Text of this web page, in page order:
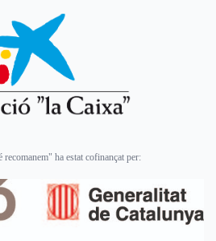
recomanem" ha estat cofinançat per: